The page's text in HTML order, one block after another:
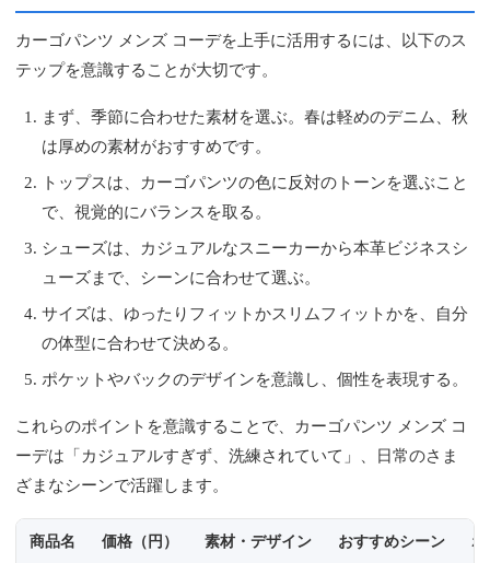
カーゴパンツ メンズ コーデを上手に活用するには、以下のス
テップを意識することが大切です。
まず、季節に合わせた素材を選ぶ。春は軽めのデニム、秋
は厚めの素材がおすすめです。
トップスは、カーゴパンツの色に反対のトーンを選ぶこと
で、視覚的にバランスを取る。
シューズは、カジュアルなスニーカーから本革ビジネスシ
ューズまで、シーンに合わせて選ぶ。
サイズは、ゆったりフィットかスリムフィットかを、自分
の体型に合わせて決める。
ポケットやバックのデザインを意識し、個性を表現する。
これらのポイントを意識することで、カーゴパンツ メンズ コ
ーデは「カジュアルすぎず、洗練されていて」、日常のさま
ざまなシーンで活躍します。
商品名 価格（円） 素材・デザイン おすすめシーン ポ